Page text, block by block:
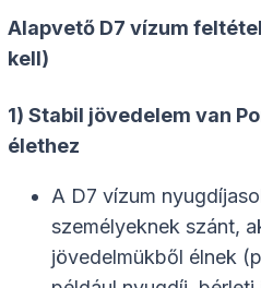
Alapvető D7 vízum
kell)
1) Stabil jövedelem van
élethez
A D7 vízum
személyeknek szánt,
jövedelmükből élnek